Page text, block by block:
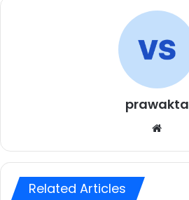
prawakta
Related Articles